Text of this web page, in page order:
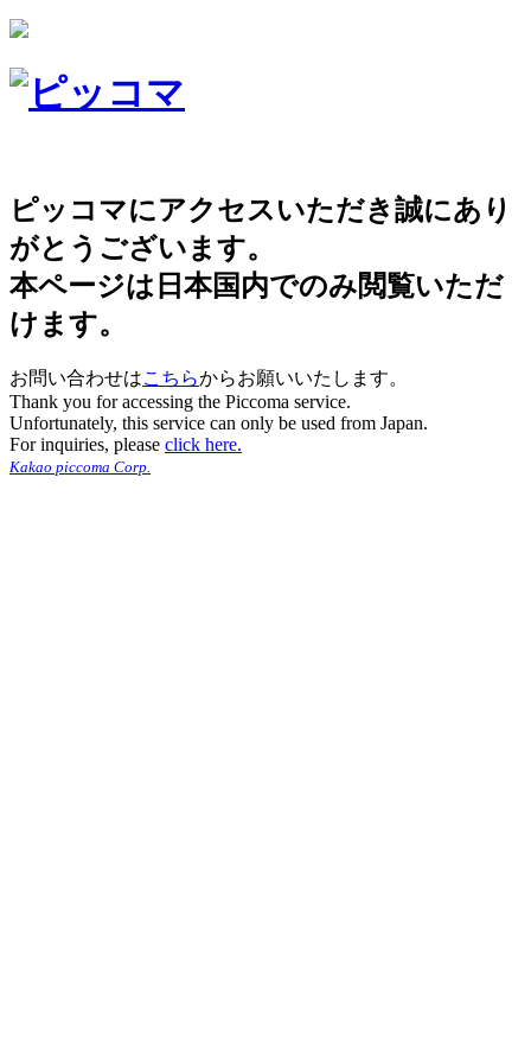
ピッコマにアクセスいただき誠にあり
がとうございます。
本ページは日本国内でのみ閲覧いただ
けます。
お問い合わせはこちらからお願いいたします。
Thank you for accessing the Piccoma service.
Unfortunately, this service can only be used from Japan.
For inquiries, please click here.
Kakao piccoma Corp.